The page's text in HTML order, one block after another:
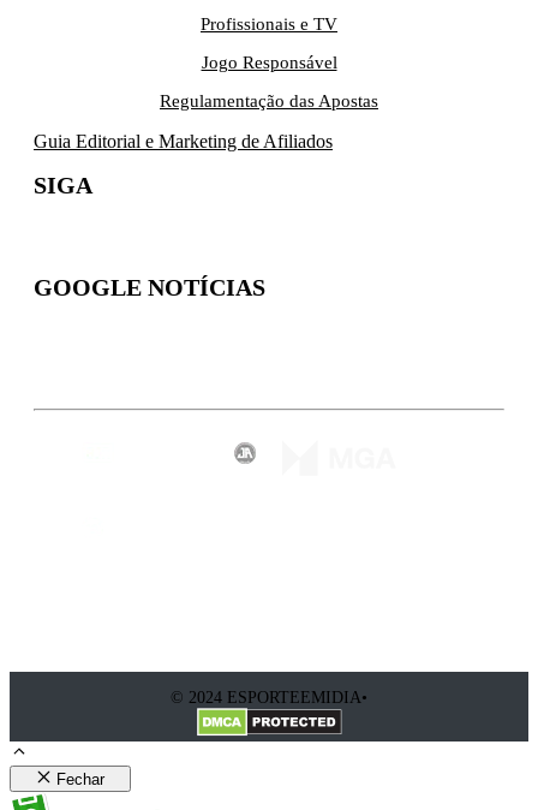
Profissionais e TV
Jogo Responsável
Regulamentação das Apostas
Guia Editorial e Marketing de Afiliados
SIGA
GOOGLE NOTÍCIAS
© 2024 ESPORTEEMIDIA•
Fechar